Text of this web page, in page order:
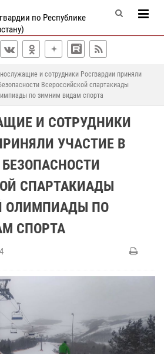
по Республике
и сотрудники Росгвардии приняли
Всероссийской спартакиады
по зимним видам спорта
И СОТРУДНИКИ
УЧАСТИЕ В
СПАРТАКИАДЫ
ОЛИМПИАДЫ ПО
СПОРТА